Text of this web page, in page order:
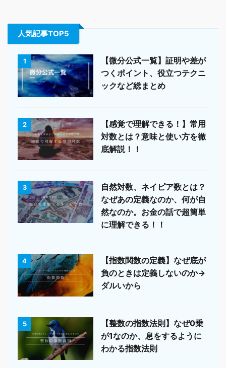
人気記事TOP5
1
【微分公式一覧】証明や差が
つくポイント、役立つテクニ
ックなど総まとめ
2
【感覚で理解できる！】常用
対数とは？意味と使い方を徹
底解説！！
3
自然対数、ネイピア数とは？
なぜあの定義なのか、何が自
然なのか。お金の話で超簡単
に理解できる！！
4
【指数関数の定義】なぜ底が
負のときは定義しないのか→
ダルいから
5
【整数の指数法則】なぜ0乗
が1なのか、息をするように
わかる指数法則